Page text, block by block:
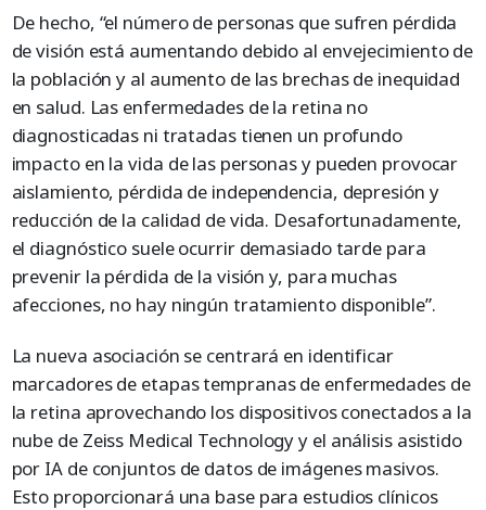
De hecho, “el número de personas que sufren pérdida
de visión está aumentando debido al envejecimiento de
la población y al aumento de las brechas de inequidad
en salud. Las enfermedades de la retina no
diagnosticadas ni tratadas tienen un profundo
impacto en la vida de las personas y pueden provocar
aislamiento, pérdida de independencia, depresión y
reducción de la calidad de vida. Desafortunadamente,
el diagnóstico suele ocurrir demasiado tarde para
prevenir la pérdida de la visión y, para muchas
afecciones, no hay ningún tratamiento disponible”.
La nueva asociación se centrará en identificar
marcadores de etapas tempranas de enfermedades de
la retina aprovechando los dispositivos conectados a la
nube de Zeiss Medical Technology y el análisis asistido
por IA de conjuntos de datos de imágenes masivos.
Esto proporcionará una base para estudios clínicos